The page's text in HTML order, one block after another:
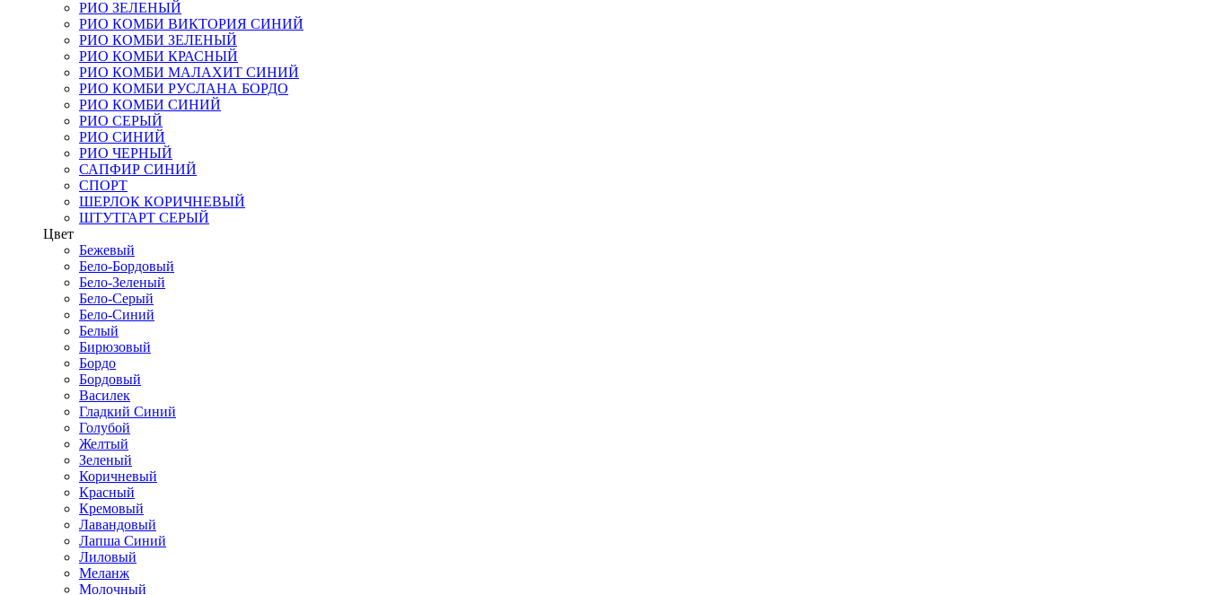
РИО ЗЕЛЕНЫЙ
РИО КОМБИ ВИКТОРИЯ СИНИЙ
РИО КОМБИ ЗЕЛЕНЫЙ
РИО КОМБИ КРАСНЫЙ
РИО КОМБИ МАЛАХИТ СИНИЙ
РИО КОМБИ РУСЛАНА БОРДО
РИО КОМБИ СИНИЙ
РИО СЕРЫЙ
РИО СИНИЙ
РИО ЧЕРНЫЙ
САПФИР СИНИЙ
СПОРТ
ШЕРЛОК КОРИЧНЕВЫЙ
ШТУТГАРТ СЕРЫЙ
Цвет
Бежевый
Бело-Бордовый
Бело-Зеленый
Бело-Серый
Бело-Синий
Белый
Бирюзовый
Бордо
Бордовый
Василек
Гладкий Синий
Голубой
Желтый
Зеленый
Коричневый
Красный
Кремовый
Лавандовый
Лапша Синий
Лиловый
Меланж
Молочный